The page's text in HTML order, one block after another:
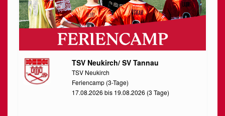
TSV Neukirch/ SV Tannau
TSV Neukirch
Feriencamp (3-Tage)
17.08.2026 bis 19.08.2026 (3 Tage)